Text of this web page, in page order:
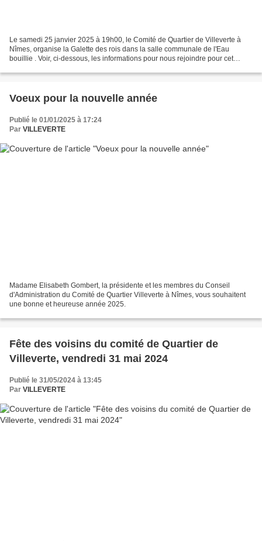
Le samedi 25 janvier 2025 à 19h00, le Comité de Quartier de Villeverte à
Nîmes, organise la Galette des rois dans la salle communale de l'Eau
bouillie . Voir, ci-dessous, les informations pour nous rejoindre pour cet
Voeux pour la nouvelle année
Publié le 01/01/2025 à 17:24
Par VILLEVERTE
Madame Elisabeth Gombert, la présidente et les membres du Conseil
d'Administration du Comité de Quartier Villeverte à Nîmes, vous souhaitent
une bonne et heureuse année 2025.
Fête des voisins du comité de Quartier de
Villeverte, vendredi 31 mai 2024
Publié le 31/05/2024 à 13:45
Par VILLEVERTE